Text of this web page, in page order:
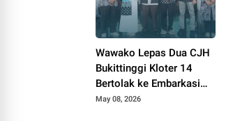
Wawako Lepas Dua CJH
Bukittinggi Kloter 14
Bertolak ke Embarkasi
Padang
May 08, 2026